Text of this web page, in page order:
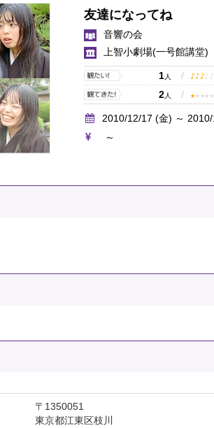
友達になってね
音響の会
上智小劇場(一号館講堂)
1人 / ♪ ♪ ♪ ♪ ♪
2人 / ★ ★ ★ ★ ★
2010/12/17 (金) ～
～
〒1350051
東京都江東区枝川